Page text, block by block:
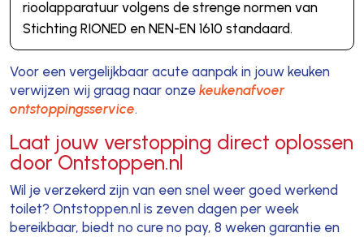
rioolapparatuur volgens de strenge normen van
Stichting RIONED en NEN-EN 1610 standaard.
Voor een vergelijkbaar acute aanpak in jouw keuken
verwijzen wij graag naar onze keukenafvoer
ontstoppingsservice.
Laat jouw verstopping direct oplossen
door Ontstoppen.nl
Wil je verzekerd zijn van een snel weer goed werkend
toilet? Ontstoppen.nl is zeven dagen per week
bereikbaar, biedt no cure no pay, 8 weken garantie en